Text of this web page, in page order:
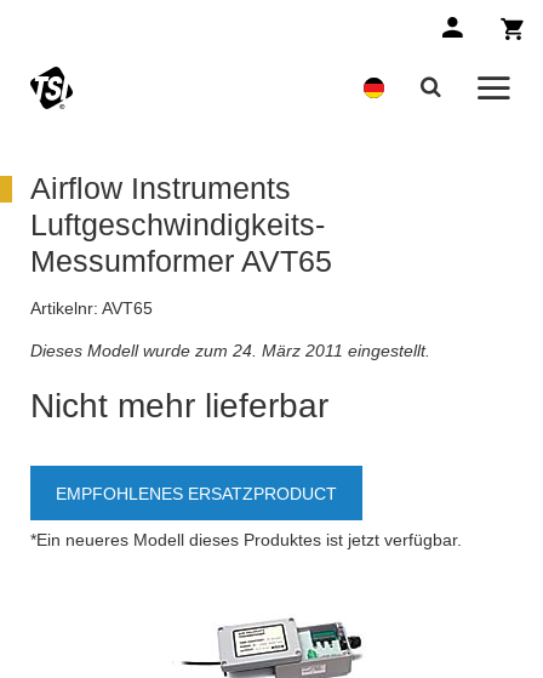
Airflow Instruments
Luftgeschwindigkeits-
Messumformer AVT65
Artikelnr: AVT65
Dieses Modell wurde zum 24. März 2011 eingestellt.
Nicht mehr lieferbar
EMPFOHLENES ERSATZPRODUCT
*Ein neueres Modell dieses Produktes ist jetzt verfügbar.